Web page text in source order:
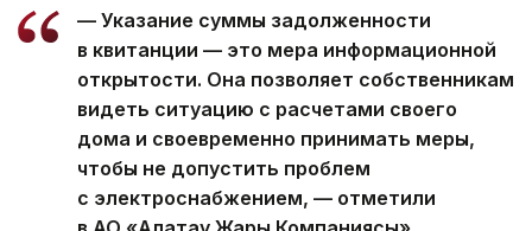
— Указание суммы задолженности
в квитанции — это мера информационной
открытости. Она позволяет собственникам
видеть ситуацию с расчетами своего
дома и своевременно принимать меры,
чтобы не допустить проблем
с электроснабжением, — отметили